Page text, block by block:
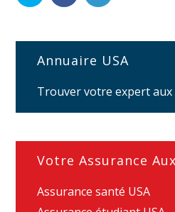
Annuaire USA
Trouver votre expert aux
Votre Assurance
Assurance santé USA